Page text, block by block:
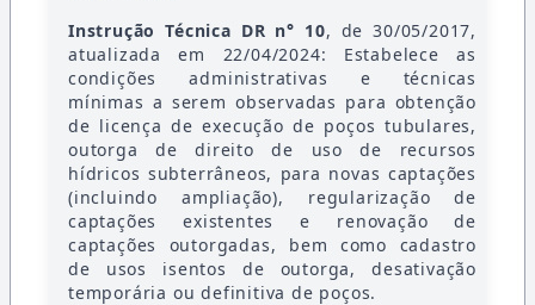
Instrução Técnica DR n° 10, de 30/05/2017,
atualizada em 22/04/2024: Estabelece as
condições administrativas e técnicas
mínimas a serem observadas para obtenção
de licença de execução de poços tubulares,
outorga de direito de uso de recursos
hídricos subterrâneos, para novas captações
(incluindo ampliação), regularização de
captações existentes e renovação de
captações outorgadas, bem como cadastro
de usos isentos de outorga, desativação
temporária ou definitiva de poços.